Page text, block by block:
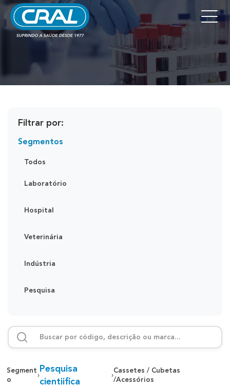
Filtrar por:
Segmentos
Todos
Laboratório
Hospital
Veterinária
Indústria
Pesquisa
Segment
o
›
Pesquisa
cientiifica
›
Cassetes / Cubetas
/Acessórios